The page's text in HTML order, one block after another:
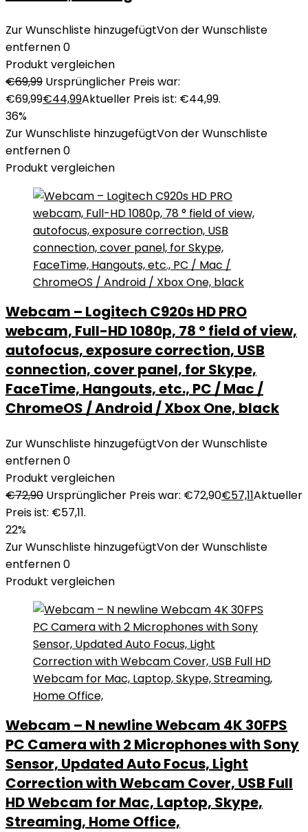
Zur Wunschliste hinzugefügtVon der Wunschliste
entfernen0
Produkt vergleichen
€69,99 Ursprünglicher Preis war:
€69,99€44,99Aktueller Preis ist: €44,99.
36%
Zur Wunschliste hinzugefügtVon der Wunschliste
entfernen0
Produkt vergleichen
Webcam – Logitech C920s HD PRO
webcam, Full-HD 1080p, 78 ° field of view,
autofocus, exposure correction, USB
connection, cover panel, for Skype,
FaceTime, Hangouts, etc., PC / Mac /
ChromeOS / Android / Xbox One, black
Zur Wunschliste hinzugefügtVon der Wunschliste
entfernen0
Produkt vergleichen
€72,90 Ursprünglicher Preis war: €72,90€57,11Aktueller
Preis ist: €57,11.
22%
Zur Wunschliste hinzugefügtVon der Wunschliste
entfernen0
Produkt vergleichen
Webcam – N newline Webcam 4K 30FPS
PC Camera with 2 Microphones with Sony
Sensor, Updated Auto Focus, Light
Correction with Webcam Cover, USB Full
HD Webcam for Mac, Laptop, Skype,
Streaming, Home Office,